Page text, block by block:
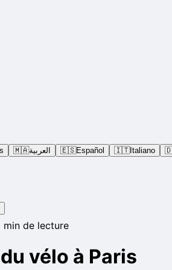
🇲🇦العربية 🇪🇸Español 🇮🇹Italiano
min de lecture
vélo à Paris